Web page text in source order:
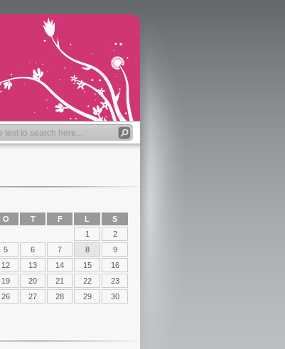
O T F L
S
1
2
5 6 7 8
9
12 13 14 15
16
19 20 21 22
23
26 27 28 29
30